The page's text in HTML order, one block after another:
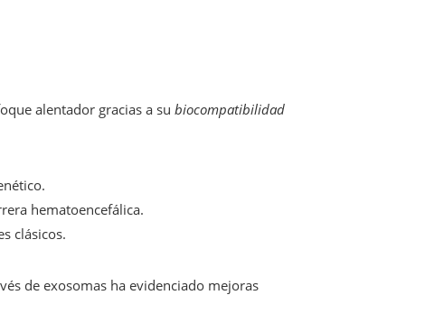
alentador gracias a su biocompatibilidad
hematoencefálica.
clásicos.
de exosomas ha evidenciado mejoras